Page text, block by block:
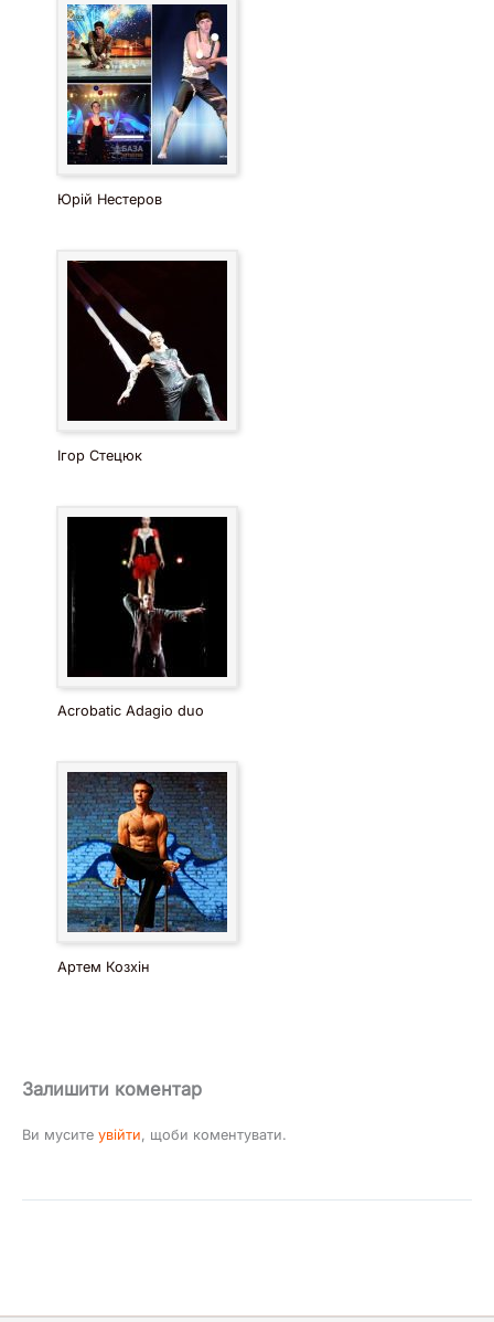
Юрій Нестеров
Ігор Стецюк
Acrobatic Adagio duo
Артем Козхін
Залишити коментар
Ви мусите увійти, щоби коментувати.